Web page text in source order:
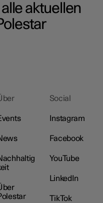
aktuellen
Social
Instagram
Facebook
YouTube
LinkedIn
TikTok